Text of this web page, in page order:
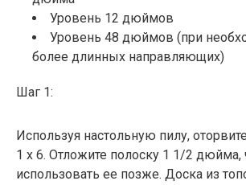
Уровень 12 дюймов
Уровень 48 дюймов (при
более длинных направляющих)
Шаг 1:
Используя настольную пилу,
1 x 6. Отложите полоску 1 1/2 дюйма,
использовать ее позже. Доска из